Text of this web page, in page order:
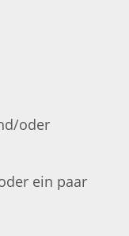
oder
ein paar